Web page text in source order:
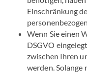
Einschränkung
Wenn Sie einen
DSGVO
zwischen Ihren
werden. Solange